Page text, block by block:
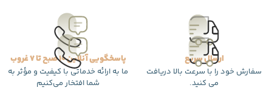
ارسال سریع
سفارش خود را با سرعت بالا دریافت
می کنید.
پاسخگویی آنلاین 10 صبح تا 7 غروب
ما به ارائه خدماتی با کیفیت و مؤثر به
شما افتخار می‌کنیم